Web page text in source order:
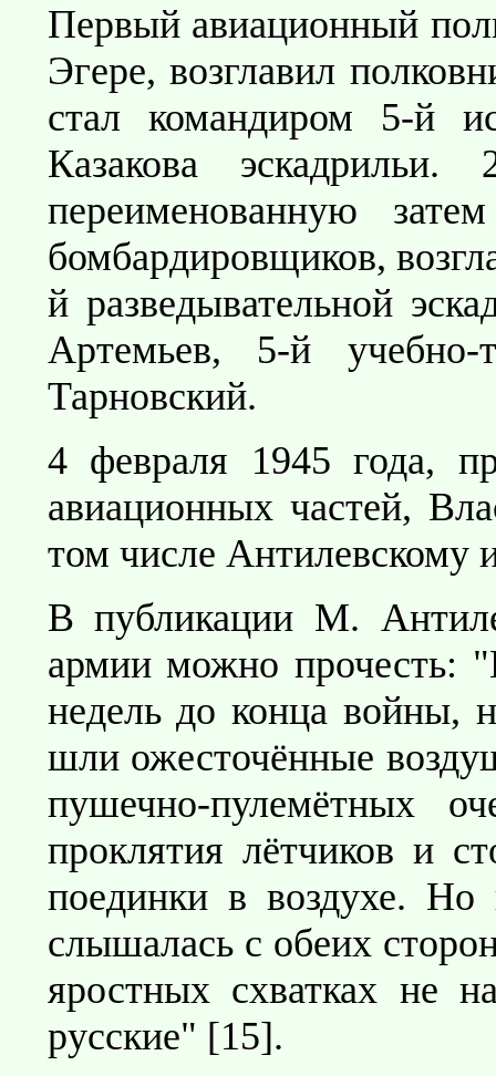
Первый авиационный
Эгере, возглавил
стал командиром 5-й
Казакова
переименованную
бомбардировщиков,
й разведывательной
Артемьев, 5-й
Тарновский.
4 февраля 1945 года,
авиационных частей,
том числе Антилевскому
В публикации М.
армии можно прочесть:
недель до конца войны,
шли ожесточённые
пушечно-пулемётных
проклятия лётчиков и
поединки в воздухе. Но
слышалась с обеих
яростных схватках не
русские" [15].